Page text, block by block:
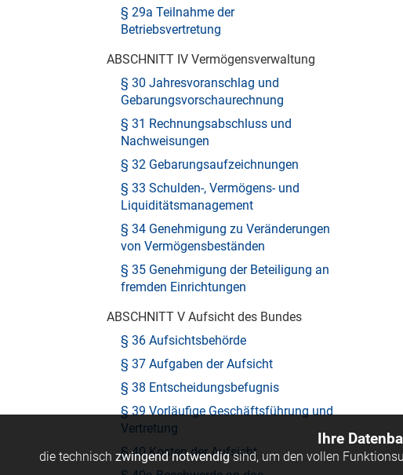
§ 29a Teilnahme der
Betriebsvertretung
ABSCHNITT IV Vermögensverwaltung
§ 30 Jahresvoranschlag und
Gebarungsvorschaurechnung
§ 31 Rechnungsabschluss und
Nachweisungen
§ 32 Gebarungsaufzeichnungen
§ 33 Schulden-, Vermögens- und
Liquiditätsmanagement
§ 34 Genehmigung zu Veränderungen
von Vermögensbeständen
§ 35 Genehmigung der Beteiligung an
fremden Einrichtungen
ABSCHNITT V Aufsicht des Bundes
§ 36 Aufsichtsbehörde
§ 37 Aufgaben der Aufsicht
§ 38 Entscheidungsbefugnis
§ 39 Vorläufige Geschäftsführung und
Vertretung
§ 40 Kosten der Aufsicht
Ihre
die technisch zwingend notwendigsind, um den vollen